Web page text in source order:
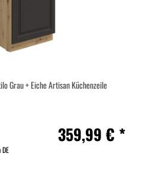
Grau + Eiche Artisan Küchenzeile
359,99 € *